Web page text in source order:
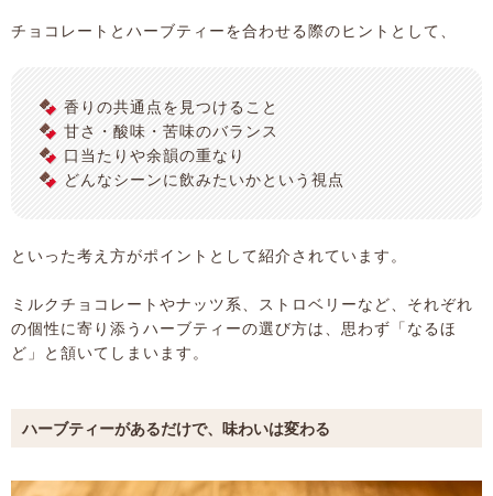
チョコレートとハーブティーを合わせる際のヒントとして、
🍫 香りの共通点を見つけること
🍫 甘さ・酸味・苦味のバランス
🍫 口当たりや余韻の重なり
🍫 どんなシーンに飲みたいかという視点
といった考え方がポイントとして紹介されています。
ミルクチョコレートやナッツ系、ストロベリーなど、それぞれ
の個性に寄り添うハーブティーの選び方は、思わず「なるほ
ど」と頷いてしまいます。
ハーブティーがあるだけで、味わいは変わる